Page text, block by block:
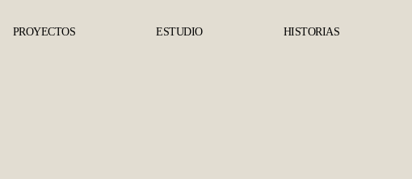
PROYECTOS ESTUDIO HISTORIAS